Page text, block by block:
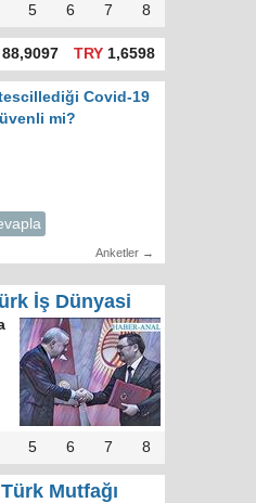
5 6 7 8
88,9097 TRY1,6598
Covid-19
mi?
Anketler →
İş Dünyasi
5 6 7 8
Mutfağı